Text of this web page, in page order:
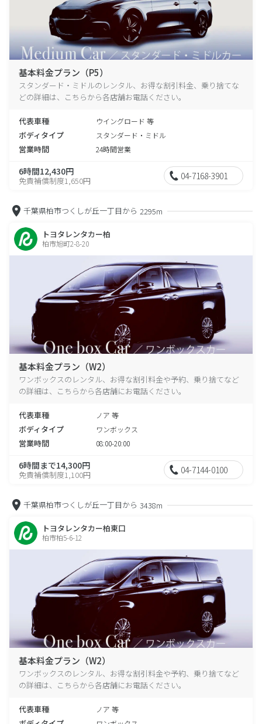
基本料金プラン（P5）
スタンダード・ミドルのレンタル、お得な割引料金、乗り捨てな
どの詳細は、こちらから各店舗お電話ください。
代表車種 ウイングロード 等
ボディタイプ スタンダード・ミドル
営業時間 24時間営業
6時間12,430円
免責補償制度1,650円 04-7168-3901
千葉県柏市つくしが丘一丁目から 2295m
トヨタレンタカー柏
柏市旭町2-8-20
基本料金プラン（W2）
ワンボックスのレンタル、お得な割引料金や予約、乗り捨てなど
の詳細は、こちらから各店舗にお電話ください。
代表車種 ノア 等
ボディタイプ ワンボックス
営業時間 08:00-20:00
6時間まで14,300円
免責補償制度1,100円 04-7144-0100
千葉県柏市つくしが丘一丁目から 3438m
トヨタレンタカー柏東口
柏市柏5-6-12
基本料金プラン（W2）
ワンボックスのレンタル、お得な割引料金や予約、乗り捨てなど
の詳細は、こちらから各店舗にお電話ください。
代表車種 ノア 等